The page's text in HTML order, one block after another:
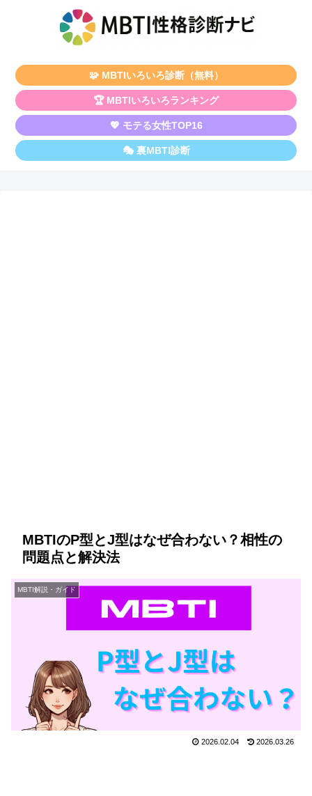
🧩 MBTIいろいろ診断（無料）
🏆 MBTIいろいろランキング
💖 モテる女性TOP16
🎭 裏MBTI診断
MBTIのP型とJ型はなぜ合わない？相性の
問題点と解決法
MBTI解説・ガイド
2026.02.04 2026.03.26